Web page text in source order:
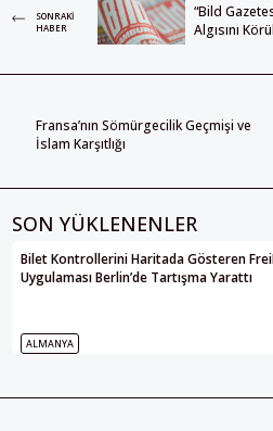
SONRAKI
HABER
“Bild
Algısını
Fransa’nın Sömürgecilik Geçmişi ve
İslam Karşıtlığı
SON YÜKLENENLER
Bilet Kontrollerini Haritada Gösteren
Uygulaması Berlin’de Tartışma Yarattı
ALMANYA